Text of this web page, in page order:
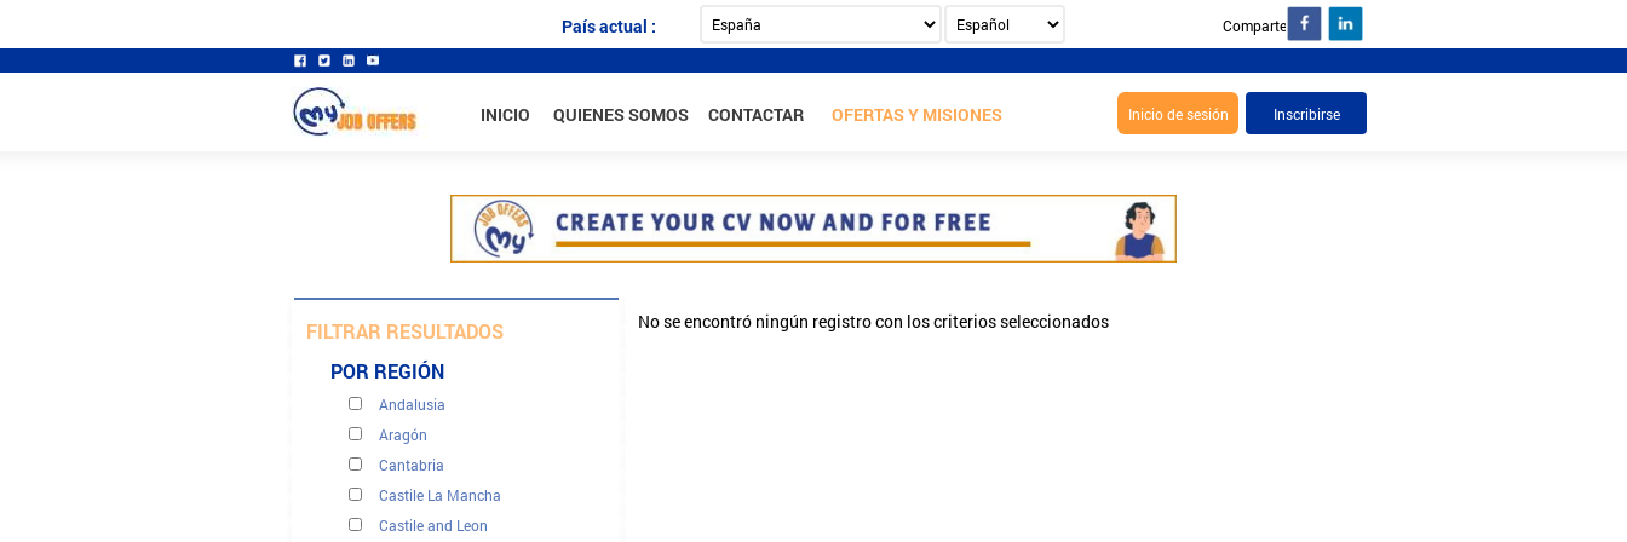
País actual : Comparte :
INICIO QUIENES SOMOS CONTACTAR OFERTAS Y MISIONES
FILTRAR RESULTADOS
POR REGIÓN
Andalusia
Aragón
Cantabria
Castile La Mancha
Castile and Leon
No se encontró ningún registro con los criterios seleccionados